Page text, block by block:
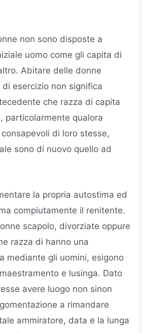
non sono disposte a
uomo come gli capita di
Abitare delle donne
esercizio non significa
che razza di capita
particolarmente qualora
di loro stesse,
sono di nuovo quello ad
la propria autostima ed
compiutamente il renitente.
scapolo, divorziate oppure
razza di hanno una
mediante gli uomini, esigono
e lusinga. Dato
avere luogo non sinon
a rimandare
ammiratore, data e la lunga